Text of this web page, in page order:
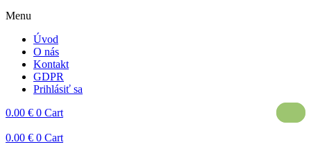
Menu
Úvod
O nás
Kontakt
GDPR
Prihlásiť sa
0.00 € 0 Cart
0.00 € 0 Cart